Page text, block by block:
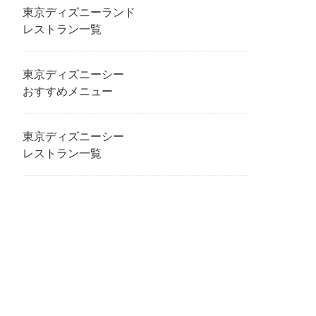
東京ディズニーランド
レストラン一覧
東京ディズニーシー
おすすめメニュー
東京ディズニーシー
レストラン一覧